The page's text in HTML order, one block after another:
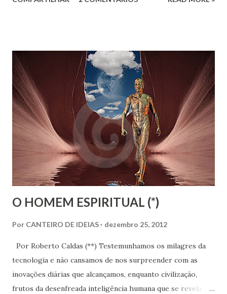
terceiro trimestre para fazer o planejamento do ano
Espírita fosse feita reunindo dirigentes e trabalhadores, e,
didaticamente, sugerimos que fosse dividida em três áreas:
Estrutura Física, Estrutura Humana e Estrutura
Doutrinária. Se, para uma modesta Casa Espírita,
sugeríamos um planejamento detalhado, as mesmas
sugestões valem também para o Movimento Espírita,
iniciativa que cabe ao Órgão Federativo.
O HOMEM ESPIRITUAL (*)
Por CANTEIRO DE IDEIAS dezembro 25, 2012
Por Roberto Caldas (**) Testemunhamos os milagres da
tecnologia e não cansamos de nos surpreender com as
inovações diárias que alcançamos, enquanto civilização,
frutos da desenfreada inteligência humana que se revela